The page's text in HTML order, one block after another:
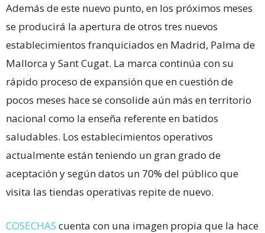
Además de este nuevo punto, en los próximos meses
se producirá la apertura de otros tres nuevos
establecimientos franquiciados en Madrid, Palma de
Mallorca y Sant Cugat. La marca continúa con su
rápido proceso de expansión que en cuestión de
pocos meses hace se consolide aún más en territorio
nacional como la enseña referente en batidos
saludables. Los establecimientos operativos
actualmente están teniendo un gran grado de
aceptación y según datos un 70% del público que
visita las tiendas operativas repite de nuevo.
COSECHAS cuenta con una imagen propia que la hace